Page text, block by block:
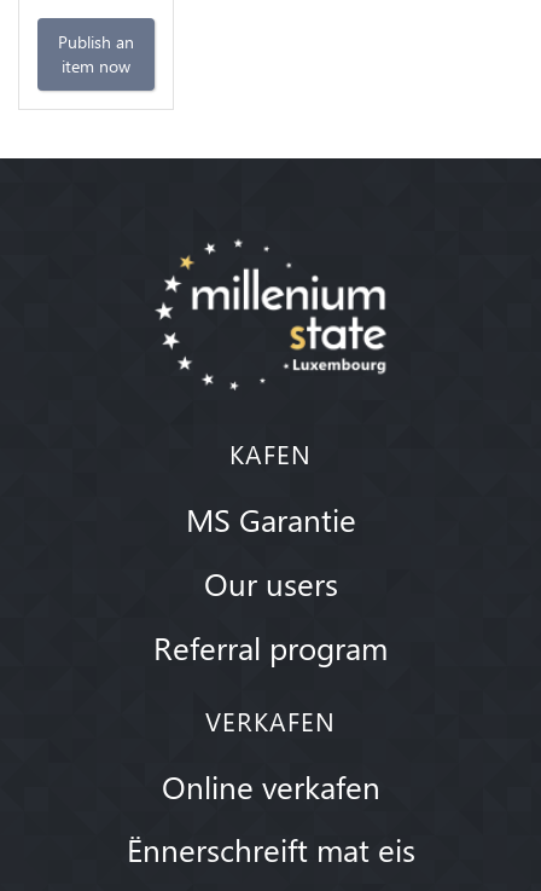
Publish an
item now
KAFEN
MS Garantie
Our users
Referral program
VERKAFEN
Online verkafen
Ënnerschreift mat eis